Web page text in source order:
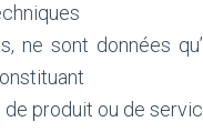
ne sont données
produit ou de